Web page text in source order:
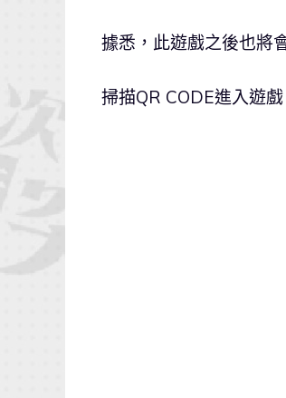
據悉，此遊戲之後也將
掃描QR CODE進入遊戲